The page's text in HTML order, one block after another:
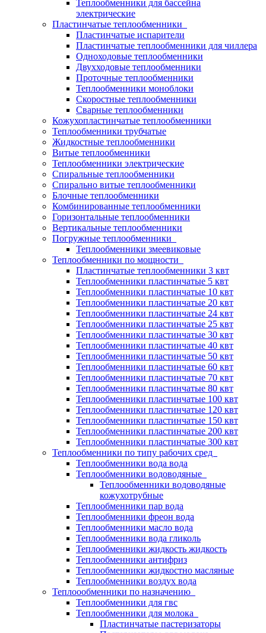
Теплообменники для бассейна
электрические
Пластинчатые теплообменники
Пластинчатые испарители
Пластинчатые теплообменники для чиллера
Одноходовые теплообменники
Двухходовые теплообменники
Проточные теплообменники
Теплообменники моноблоки
Скоростные теплообменники
Сварные теплообменники
Кожухопластинчатые теплообменники
Теплообменники трубчатые
Жидкостные теплообменники
Витые теплообменники
Теплообменники электрические
Спиральные теплообменники
Спирально витые теплообменники
Блочные теплообменники
Комбинированные теплообменники
Горизонтальные теплообменники
Вертикальные теплообменники
Погружные теплообменники
Теплообменники змеевиковые
Теплообменники по мощности
Пластинчатые теплообменники 3 квт
Теплообменники пластинчатые 5 квт
Теплообменники пластинчатые 10 квт
Теплообменники пластинчатые 20 квт
Теплообменники пластинчатые 24 квт
Теплообменники пластинчатые 25 квт
Теплообменники пластинчатые 30 квт
Теплообменники пластинчатые 40 квт
Теплообменники пластинчатые 50 квт
Теплообменники пластинчатые 60 квт
Теплообменники пластинчатые 70 квт
Теплообменники пластинчатые 80 квт
Теплообменники пластинчатые 100 квт
Теплообменники пластинчатые 120 квт
Теплообменники пластинчатые 150 квт
Теплообменники пластинчатые 200 квт
Теплообменники пластинчатые 300 квт
Теплообменники по типу рабочих сред
Теплообменники вода вода
Теплообменники водоводяные
Теплообменники водоводяные
кожухотрубные
Теплообменники пар вода
Теплообменники фреон вода
Теплообменники масло вода
Теплообменники вода гликоль
Теплообменники жидкость жидкость
Теплообменники антифриз
Теплообменники жидкостно масляные
Теплообменники воздух вода
Теплоообменники по назначению
Теплообменники для гвс
Теплообменники для молока
Пластинчатые пастеризаторы